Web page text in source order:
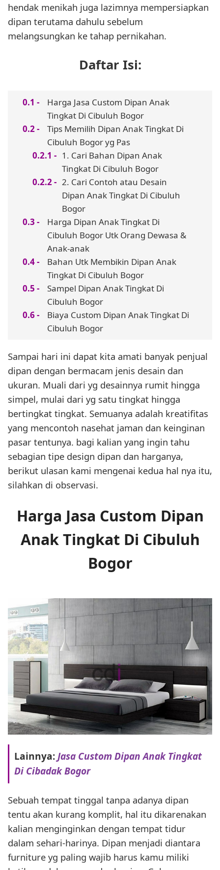
hendak menikah juga lazimnya mempersiapkan
dipan terutama dahulu sebelum
melangsungkan ke tahap pernikahan.
Daftar Isi:
Harga Jasa Custom Dipan Anak
Tingkat Di Cibuluh Bogor
Tips Memilih Dipan Anak Tingkat Di
Cibuluh Bogor yg Pas
1. Cari Bahan Dipan Anak
Tingkat Di Cibuluh Bogor
2. Cari Contoh atau Desain
Dipan Anak Tingkat Di Cibuluh
Bogor
Harga Dipan Anak Tingkat Di
Cibuluh Bogor Utk Orang Dewasa &
Anak-anak
Bahan Utk Membikin Dipan Anak
Tingkat Di Cibuluh Bogor
Sampel Dipan Anak Tingkat Di
Cibuluh Bogor
Biaya Custom Dipan Anak Tingkat Di
Cibuluh Bogor
Sampai hari ini dapat kita amati banyak penjual
dipan dengan bermacam jenis desain dan
ukuran. Muali dari yg desainnya rumit hingga
simpel, mulai dari yg satu tingkat hingga
bertingkat tingkat. Semuanya adalah kreatifitas
yang mencontoh nasehat jaman dan keinginan
pasar tentunya. bagi kalian yang ingin tahu
sebagian tipe design dipan dan harganya,
berikut ulasan kami mengenai kedua hal nya itu,
silahkan di observasi.
Harga Jasa Custom Dipan
Anak Tingkat Di Cibuluh
Bogor
Lainnya:Jasa Custom Dipan Anak Tingkat
Di Cibadak Bogor
Sebuah tempat tinggal tanpa adanya dipan
tentu akan kurang komplit, hal itu dikarenakan
kalian menginginkan dengan tempat tidur
dalam sehari-harinya. Dipan menjadi diantara
furniture yg paling wajib harus kamu miliki